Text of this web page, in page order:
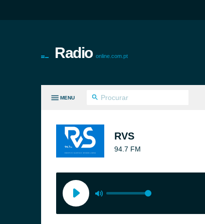
Radio online.com.pt
MENU
RVS
94.7 FM